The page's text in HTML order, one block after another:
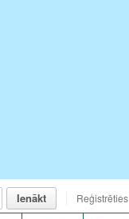
Ienākt Reģistrēties